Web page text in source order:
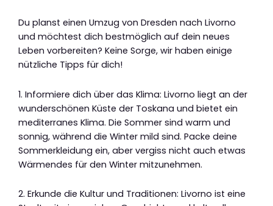
Du planst einen Umzug von Dresden nach Livorno
und möchtest dich bestmöglich auf dein neues
Leben vorbereiten? Keine Sorge, wir haben einige
nützliche Tipps für dich!
1. Informiere dich über das Klima: Livorno liegt an der
wunderschönen Küste der Toskana und bietet ein
mediterranes Klima. Die Sommer sind warm und
sonnig, während die Winter mild sind. Packe deine
Sommerkleidung ein, aber vergiss nicht auch etwas
Wärmendes für den Winter mitzunehmen.
2. Erkunde die Kultur und Traditionen: Livorno ist eine